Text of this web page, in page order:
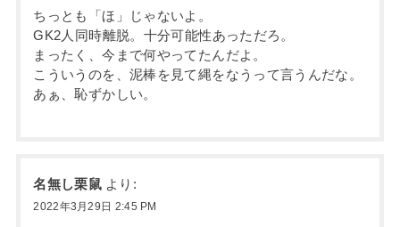
ちっとも「ほ」じゃないよ。
GK2人同時離脱。十分可能性あっただろ。
まったく、今まで何やってたんだよ。
こういうのを、泥棒を見て縄をなうって言うんだな。
あぁ、恥ずかしい。
名無し栗鼠 より:
2022年3月29日 2:45 PM